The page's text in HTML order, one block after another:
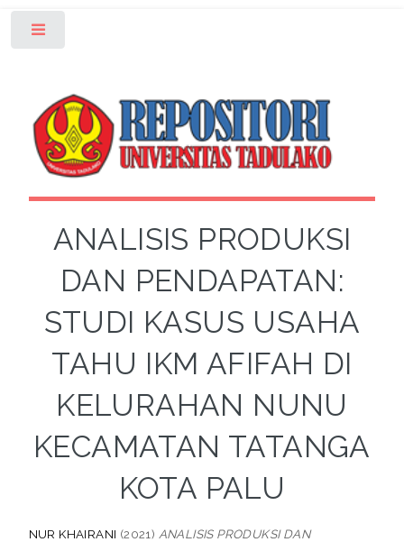
ANALISIS PRODUKSI
DAN PENDAPATAN:
STUDI KASUS USAHA
TAHU IKM AFIFAH DI
KELURAHAN NUNU
KECAMATAN TATANGA
KOTA PALU
NUR KHAIRANI (2021) ANALISIS PRODUKSI DAN